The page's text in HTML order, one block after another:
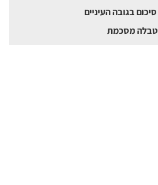
סיכום בגובה העיניים
טבלה מסכמת